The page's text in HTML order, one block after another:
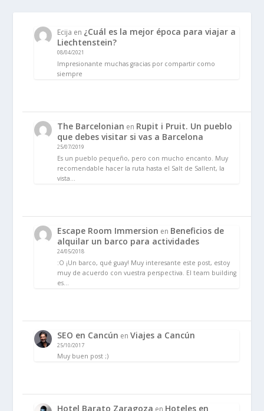
Ecija en ¿Cuál es la mejor época para viajar a
Liechtenstein?
08/04/2021
Impresionante muchas gracias por compartir como
siempre
The Barcelonian en Rupit i Pruit. Un pueblo
que debes visitar si vas a Barcelona
25/07/2019
Es un pueblo pequeño, pero con mucho encanto. Muy
recomendable hacer la ruta hasta el Salt de Sallent, la
vista…
Escape Room Immersion en Beneficios de
alquilar un barco para actividades
24/05/2018
:O ¡Un barco, qué guay! Muy interesante este post, estoy
muy de acuerdo con vuestra perspectiva. El team building
es…
SEO en Cancún enViajes a Cancún
25/10/2017
Muy buen post ;)
Hotel Barato Zaragoza
Hoteles en